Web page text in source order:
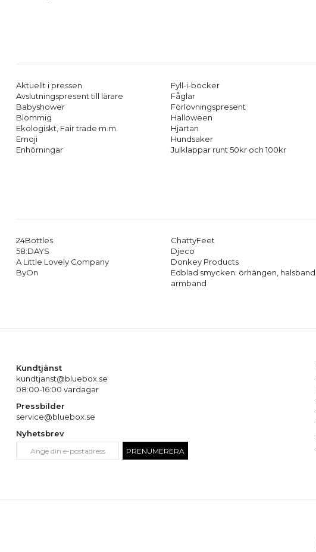
Aktuellt i pressen
Avslutningspresent till lärare
Babyshower
Blommig
Ekologiskt, Fair trade m.m.
Emoji
Enhörningar
Fyll-i-böcker
Fåglar
Förlovningspresent
Halloween
Hjärtan
Hundsaker
Julklappar runt 50kr och 100kr
24Bottles
58:DAYS
A Little Lovely Company
ByOn
ChattyFeet
Djeco
Donkey Products
Edblad smycken: örhängen, halsband,
armband
Kundtjänst
kundtjanst@bluebox.se
08:00-16:00 vardagar
Pressbilder
service@bluebox.se
Nyhetsbrev
PRENUMERERA